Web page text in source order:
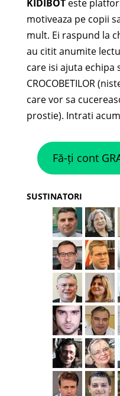
KIDIBOTeste
motiveaza pe copii
mult. Ei raspund la
au citit anumite
care isi ajuta echipa
CROCOBETILOR
care vor sa
prostie). Intrati
Fă-ți cont
SUSTINATORI